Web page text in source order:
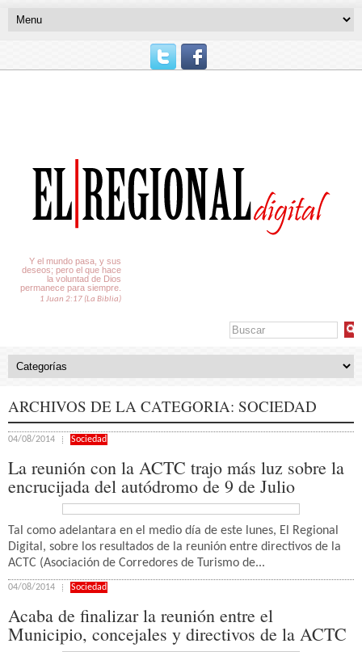
Y el mundo pasa, y sus
deseos; pero el que hace
la voluntad de Dios
permanece para siempre.
1 Juan 2:17 (La Biblia)
ARCHIVOS DE LA CATEGORIA: SOCIEDAD
04/08/2014 Sociedad
La reunión con la ACTC trajo más luz sobre la
encrucijada del autódromo de 9 de Julio
Tal como adelantara en el medio día de este lunes, El Regional
Digital, sobre los resultados de la reunión entre directivos de la
ACTC (Asociación de Corredores de Turismo de...
04/08/2014 Sociedad
Acaba de finalizar la reunión entre el
Municipio, concejales y directivos de la ACTC